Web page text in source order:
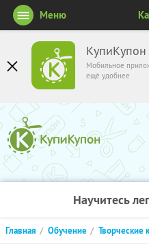
КупиКупон
Мобильное
ещё удобнее
Меню
Научитесь
Главная Обучение Творческие